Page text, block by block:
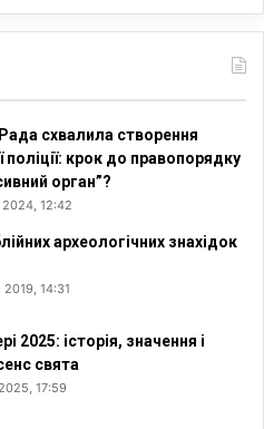
схвалила створення
поліції: крок до правопорядку
орган”?
12:42
археологічних знахідок
14:31
2025: історія, значення і
свята
17:59